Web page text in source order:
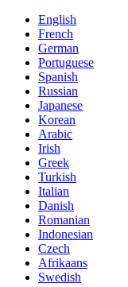
English
French
German
Portuguese
Spanish
Russian
Japanese
Korean
Arabic
Irish
Greek
Turkish
Italian
Danish
Romanian
Indonesian
Czech
Afrikaans
Swedish